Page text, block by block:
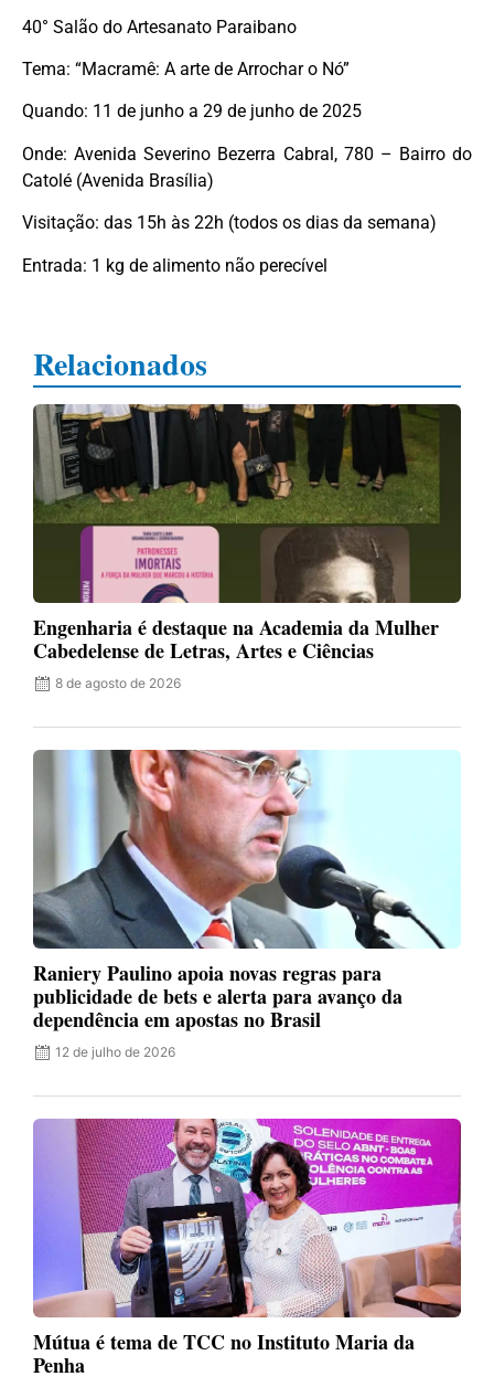
40° Salão do Artesanato Paraibano
Tema: “Macramê: A arte de Arrochar o Nó”
Quando: 11 de junho a 29 de junho de 2025
Onde: Avenida Severino Bezerra Cabral, 780 – Bairro do
Catolé (Avenida Brasília)
Visitação: das 15h às 22h (todos os dias da semana)
Entrada: 1 kg de alimento não perecível
Relacionados
Engenharia é destaque na Academia da Mulher
Cabedelense de Letras, Artes e Ciências
8 de agosto de 2026
Raniery Paulino apoia novas regras para
publicidade de bets e alerta para avanço da
dependência em apostas no Brasil
12 de julho de 2026
Mútua é tema de TCC no Instituto Maria da
Penha